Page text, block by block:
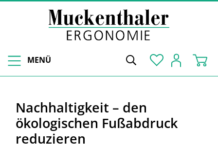
MENÜ
Nachhaltigkeit – den
ökologischen Fußabdruck
reduzieren